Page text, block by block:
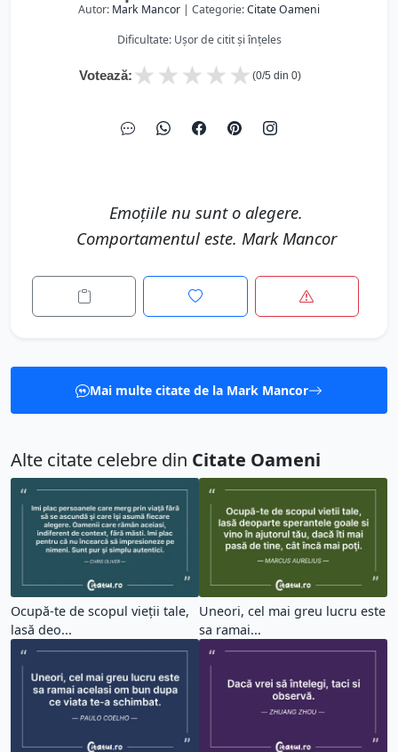
Autor: Mark Mancor | Categorie:Citate Oameni
Dificultate: Ușor de citit și înțeles
Votează: ★
★
★
★
★ (0/5 din 0)
Emoțiile nu sunt o alegere.
Comportamentul este. Mark Mancor
Mai multe citate de la Mark Mancor
Alte citate celebre din Citate Oameni
Ocupă-te de scopul vieții tale,
lasă deo...
Uneori, cel mai greu lucru este
sa ramai...